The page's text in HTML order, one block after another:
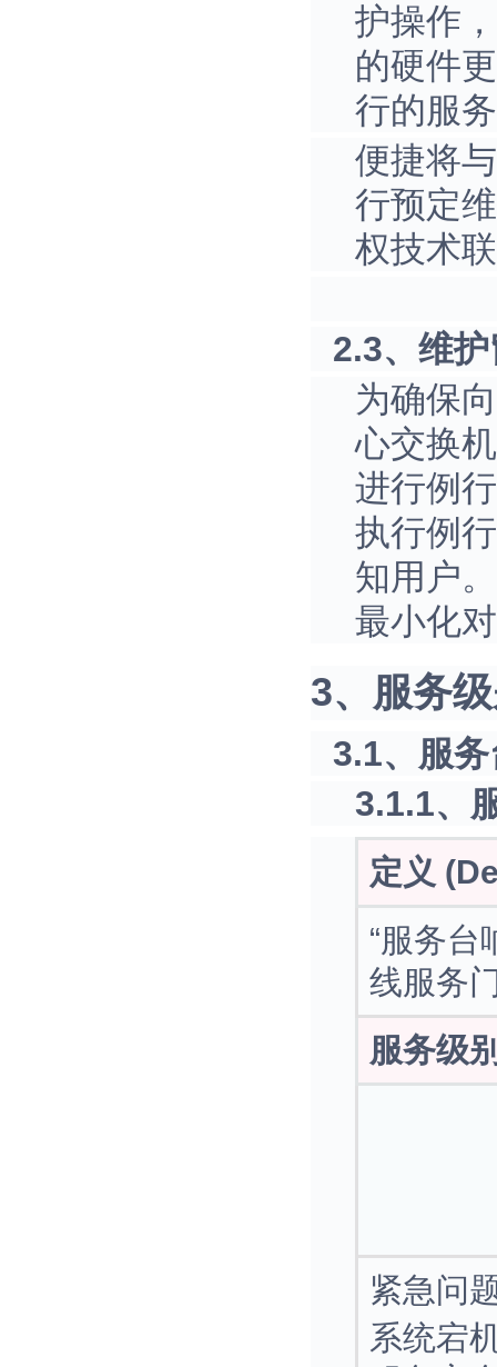
护操作
的硬件
行的服
便捷将
行预定
权技术
2.3、维
为确保
心交换
进行例
执行例
知用户
最小化
3、服务
3.1、服
3.1.1、
定义
“服务台
线服务
服务级
紧急问
系统宕